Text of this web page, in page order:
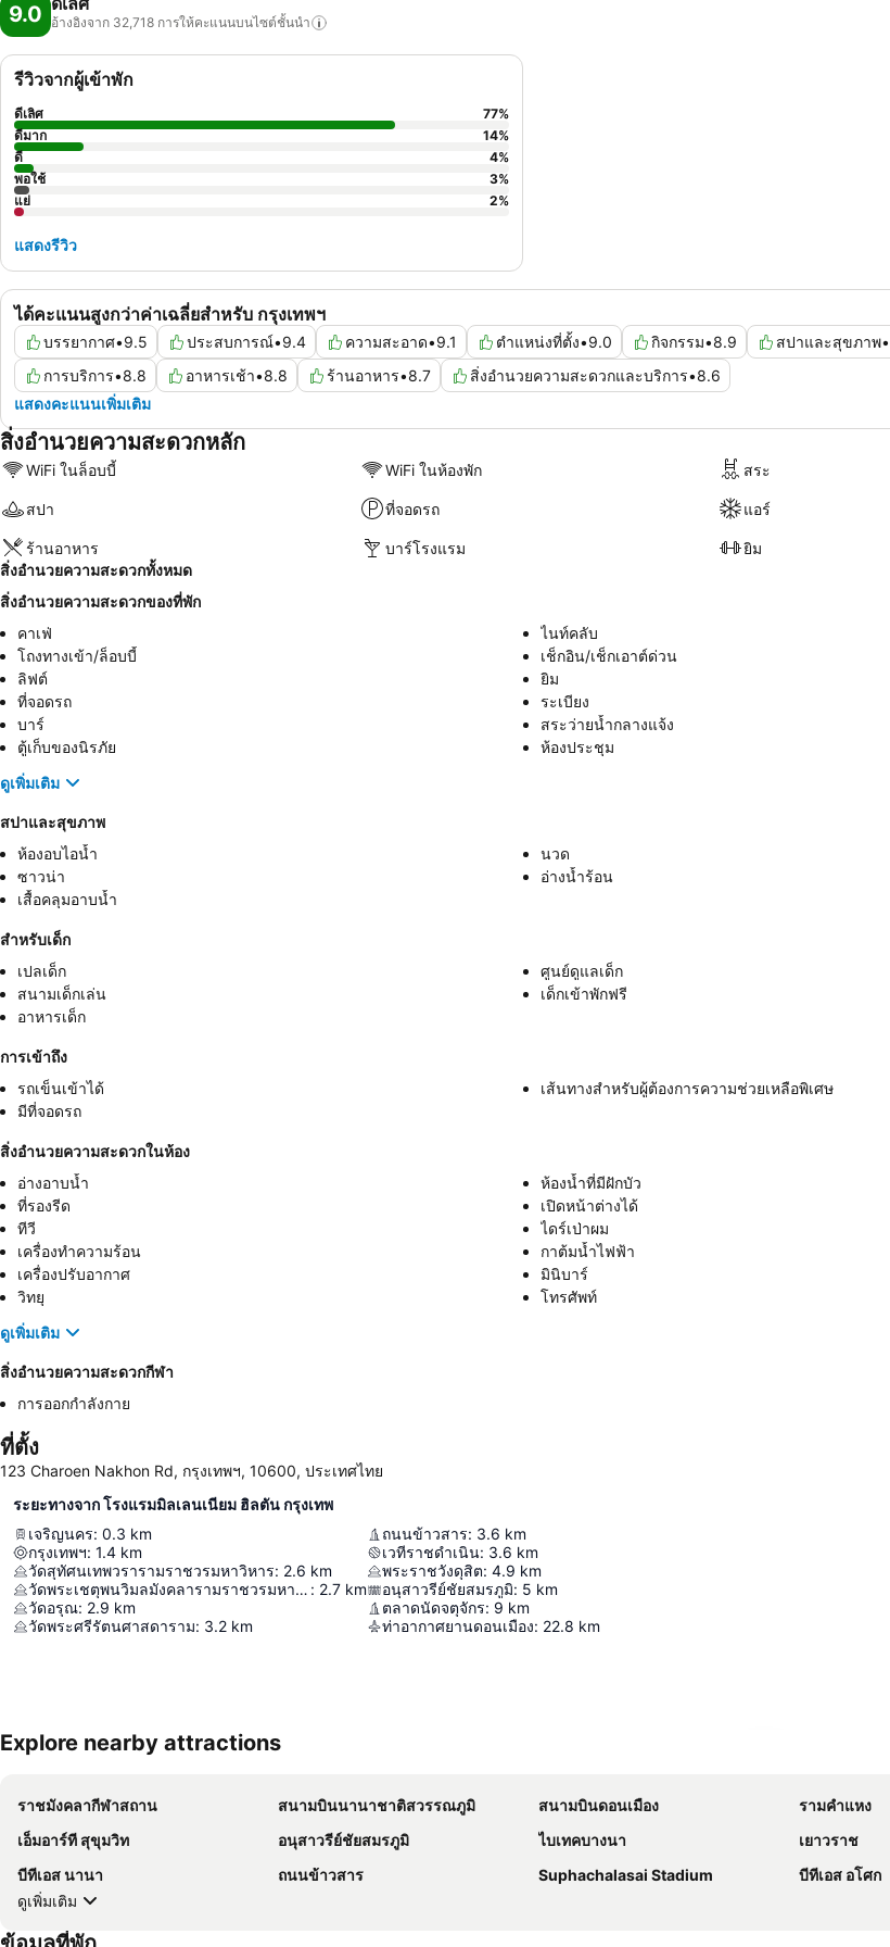
9.0 อ้างอิงจาก 32,718 การให้คะแนนบนไซต์ชั้นนำ
ได้คะแนนสูงกว่าค่าเฉลี่ยสำหรับ กรุงเทพฯ
บรรยากาศ•9.5 ประสบการณ์•9.4 ความสะอาด•9.1 ตำแหน่งที่ตั้ง•9.0 กิจกรรม•8.9 สปาและสุขภาพ•
การบริการ•8.8 อาหารเช้า•8.8 ร้านอาหาร•8.7 สิ่งอำนวยความสะดวกและบริการ•8.6
แสดงคะแนนเพิ่มเติม
รีวิวจากผู้เข้าพัก
ดีเลิศ 77%
ดีมาก
14%
ดี
4%
พอใช้
3%
แย่
2%
แสดงรีวิว
สิ่งอำนวยความสะดวกหลัก
WiFi ในล็อบบี้ WiFi ในห้องพัก สระ
สปา ที่จอดรถ แอร์
ร้านอาหาร บาร์โรงแรม
ยิม
สิ่งอำนวยความสะดวกทั้งหมด
สิ่งอำนวยความสะดวกของที่พัก
คาเฟ่
ไนท์คลับ
โถงทางเข้า/ล็อบบี้
เช็กอิน/เช็กเอาต์ด่วน
ลิฟต์
ยิม
ที่จอดรถ
ระเบียง
บาร์
สระว่ายน้ำกลางแจ้ง
ตู้เก็บของนิรภัย
ห้องประชุม
ดูเพิ่มเติม
สปาและสุขภาพ
ห้องอบไอน้ำ
นวด
ซาวน่า
อ่างน้ำร้อน
เสื้อคลุมอาบน้ำ
สำหรับเด็ก
เปลเด็ก
ศูนย์ดูแลเด็ก
สนามเด็กเล่น
เด็กเข้าพักฟรี
อาหารเด็ก
การเข้าถึง
รถเข็นเข้าได้
เส้นทางสำหรับผู้ต้องการความช่วยเหลือพิเศษ
มีที่จอดรถ
สิ่งอำนวยความสะดวกในห้อง
อ่างอาบน้ำ
ห้องน้ำที่มีฝักบัว
ที่รองรีด
เปิดหน้าต่างได้
ทีวี
ไดร์เป่าผม
เครื่องทำความร้อน
กาต้มน้ำไฟฟ้า
เครื่องปรับอากาศ
มินิบาร์
วิทยุ
โทรศัพท์
ดูเพิ่มเติม
สิ่งอำนวยความสะดวกกีฬา
การออกกำลังกาย
ที่ตั้ง
123 Charoen Nakhon Rd, กรุงเทพฯ, 10600, ประเทศไทย
ระยะทางจาก โรงแรมมิลเลนเนียม ฮิลตัน กรุงเทพ
เจริญนคร: 0.3 km
กรุงเทพฯ: 1.4 km
วัดสุทัศนเทพวรารามราชวรมหาวิหาร: 2.6 km
วัดพระเชตุพนวิมลมังคลารามราชวรมหาวิหาร : 2.7 km
วัดอรุณ: 2.9 km
วัดพระศรีรัตนศาสดาราม: 3.2 km
ถนนข้าวสาร: 3.6 km
เวทีราชดำเนิน: 3.6 km
พระราชวังดุสิต: 4.9 km
อนุสาวรีย์ชัยสมรภูมิ: 5 km
ตลาดนัดจตุจักร: 9 km
ท่าอากาศยานดอนเมือง: 22.8 km
Explore nearby attractions
ราชมังคลากีฬาสถาน สนามบินนานาชาติสวรรณภูมิ สนามบินดอนเมือง
รามคำแหง
เอ็มอาร์ที สุขุมวิท
อนุสาวรีย์ชัยสมรภูมิ ไบเทคบางนา
เยาวราช
บีทีเอส นานา
ถนนข้าวสาร Suphachalasai Stadium
บีทีเอส อโศก
ดูเพิ่มเติม